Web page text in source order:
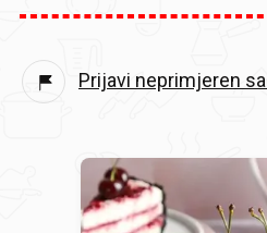
Prijavi neprimjeren